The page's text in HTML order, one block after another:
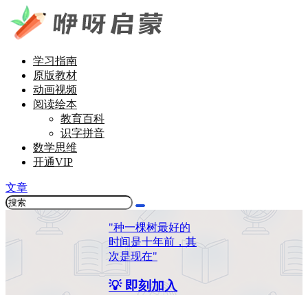
学习指南
原版教材
动画视频
阅读绘本
教育百科
识字拼音
数学思维
开通VIP
文章
"种一棵树最好的
时间是十年前，其
次是现在"
💡 即刻加入